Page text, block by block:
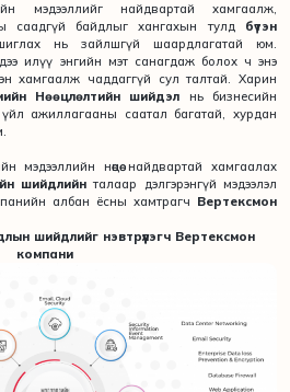
мэдээллийг найдвартай хамгаалж,
саадгүй байдлыг хангахын тулд бүтэн
нь зайлшгүй шаардлагатай юм.
илүү энгийн мэт санагдаж болох ч энэ
хамгаалж чаддаггүй сул талтай. Харин
Нөөцлөлтийн шийдэл нь бизнесийн
ажиллагааны саатал багатай, хурдан
мэдээллийн нөөцөө найдвартай хамгаалах
шийдлийнталаар дэлгэрэнгүй мэдээлэл
албан ёсны хамтрагч Вертексмон
шийдлийг нэвтрүүлэгч Вертексмон
компани